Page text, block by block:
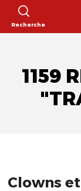
Recherche
1159
Clowns